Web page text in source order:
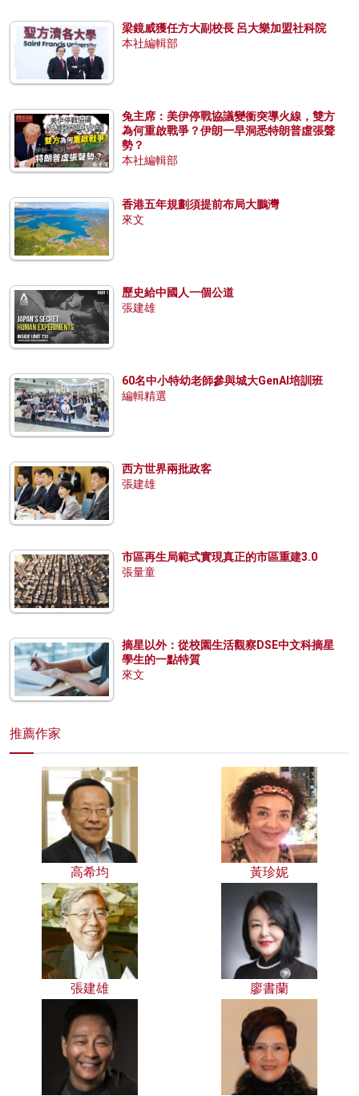
梁鏡威獲任方大副校長 呂大樂加盟社科院
本社編輯部
兔主席：美伊停戰協議變衝突導火線，雙方
為何重啟戰爭？伊朗一早洞悉特朗普虛張聲
勢？
本社編輯部
香港五年規劃須提前布局大鵬灣
來文
歷史給中國人一個公道
張建雄
60名中小特幼老師參與城大GenAI培訓班
編輯精選
西方世界兩批政客
張建雄
市區再生局範式實現真正的市區重建3.0
張量童
摘星以外：從校園生活觀察DSE中文科摘星
學生的一點特質
來文
推薦作家
高希均 黃珍妮
張建雄 廖書蘭